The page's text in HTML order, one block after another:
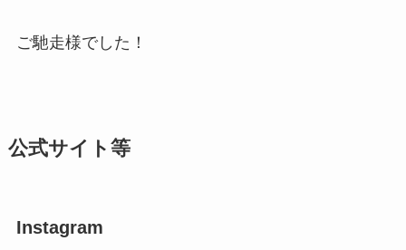
ご馳走様でした！
公式サイト等
Instagram